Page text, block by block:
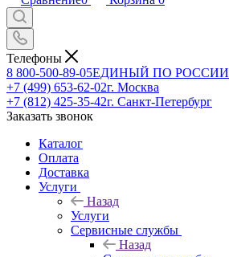
Телефоны
8 800-500-89-05ЕДИНЫЙ ПО РОССИИ
+7 (499) 653-62-02г. Москва
+7 (812) 425-35-42г. Санкт-Петербург
Заказать звонок
Каталог
Оплата
Доставка
Услуги
Назад
Услуги
Сервисные службы
Назад